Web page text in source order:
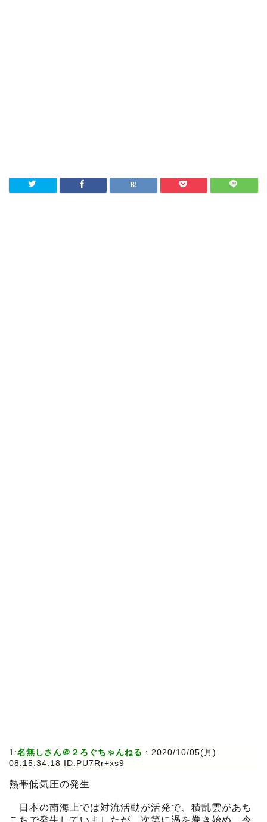
1:名無しさん＠２ろぐちゃんねる : 2020/10/05(月)
08:15:34.18 ID:PU7Rr+xs9
熱帯低気圧の発生
日本の南海上では対流活動が活発で、積乱雲があち